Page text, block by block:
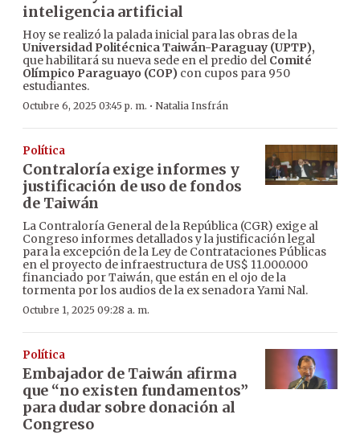
inteligencia artificial
Hoy se realizó la palada inicial para las obras de la
Universidad Politécnica Taiwán-Paraguay (UPTP),
que habilitará su nueva sede en el predio del Comité
Olímpico Paraguayo (COP) con cupos para 950
estudiantes.
Octubre 6, 2025 03:45 p. m. · Natalia Insfrán
Política
Contraloría exige informes y
justificación de uso de fondos
de Taiwán
La Contraloría General de la República (CGR) exige al
Congreso informes detallados y la justificación legal
para la excepción de la Ley de Contrataciones Públicas
en el proyecto de infraestructura de US$ 11.000.000
financiado por Taiwán, que están en el ojo de la
tormenta por los audios de la ex senadora Yami Nal.
Octubre 1, 2025 09:28 a. m.
Política
Embajador de Taiwán afirma
que “no existen fundamentos”
para dudar sobre donación al
Congreso